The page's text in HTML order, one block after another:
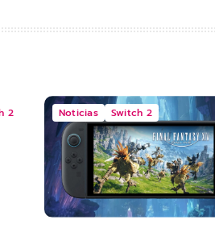
2
Noticias Switch 2